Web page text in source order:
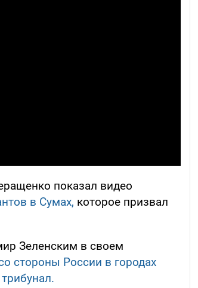
показал видео
в Сумах, которое призвал
Зеленским в своем
стороны России в городах